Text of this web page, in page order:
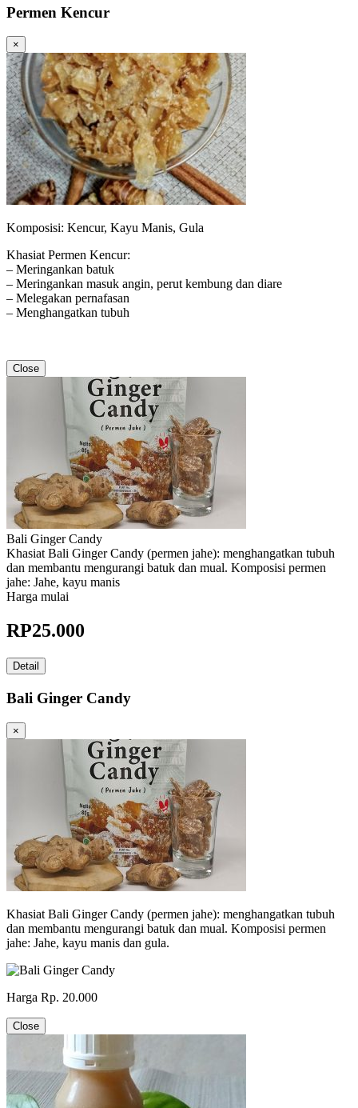
Permen Kencur
×
Komposisi: Kencur, Kayu Manis, Gula
Khasiat Permen Kencur:
– Meringankan batuk
– Meringankan masuk angin, perut kembung dan diare
– Melegakan pernafasan
– Menghangatkan tubuh
Close
Bali Ginger Candy
Khasiat Bali Ginger Candy (permen jahe): menghangatkan tubuh
dan membantu mengurangi batuk dan mual. Komposisi permen
jahe: Jahe, kayu manis
Harga mulai
RP25.000
Detail
Bali Ginger Candy
×
Khasiat Bali Ginger Candy (permen jahe): menghangatkan tubuh
dan membantu mengurangi batuk dan mual. Komposisi permen
jahe: Jahe, kayu manis dan gula.
Harga Rp. 20.000
Close